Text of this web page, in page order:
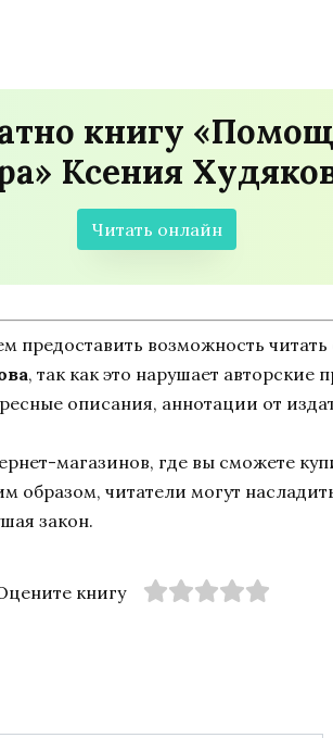
книгу
Ксения
Читать онлайн
возможность
, так как это нарушает авторские
описания, аннотации от
магазинов, где вы сможете
образом, читатели могут
закон.
книгу